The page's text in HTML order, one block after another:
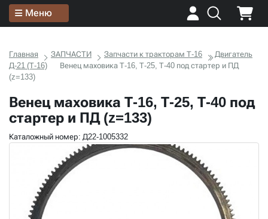
Меню
Главная ЗАПЧАСТИ Запчасти к тракторам Т-16
Двигатель
Д-21 (Т-16)
Венец маховика Т-16, Т-25, Т-40 под стартер и ПД
(z=133)
Венец маховика Т-16, Т-25, Т-40 под
стартер и ПД (z=133)
Каталожный номер: Д22-1005332